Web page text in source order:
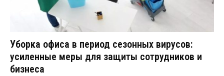
Уборка офиса в период сезонных вирусов:
усиленные меры для защиты сотрудников и
бизнеса